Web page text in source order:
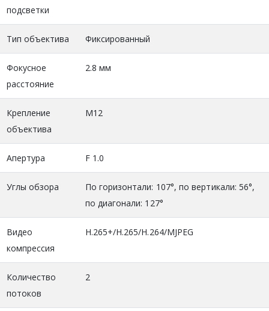
подсветки
Тип объектива Фиксированный
Фокусное
расстояние
2.8 мм
Крепление
объектива
М12
Апертура F 1.0
Углы обзора
По горизонтали: 107°, по вертикали: 56°,
по диагонали: 127°
Видео
компрессия
H.265+/H.265/H.264/MJPEG
Количество
потоков
2